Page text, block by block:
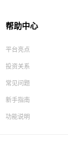
帮助中心
平台亮点
投资关系
常见问题
新手指南
功能说明